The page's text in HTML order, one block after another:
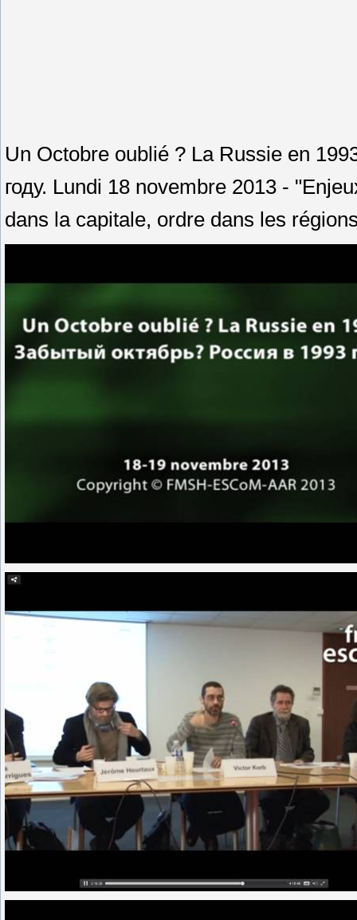
Un Octobre oublié ? La Russie en
году. Lundi 18 novembre 2013 -
dans la capitale, ordre dans les